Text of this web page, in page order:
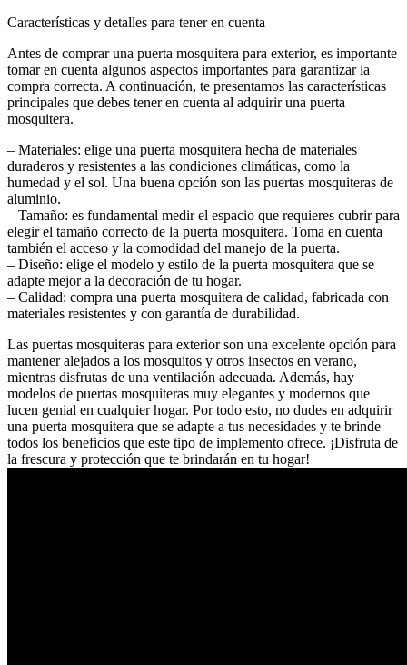
Características y detalles para tener en cuenta
Antes de comprar una puerta mosquitera para exterior, es importante
tomar en cuenta algunos aspectos importantes para garantizar la
compra correcta. A continuación, te presentamos las características
principales que debes tener en cuenta al adquirir una puerta
mosquitera.
– Materiales: elige una puerta mosquitera hecha de materiales
duraderos y resistentes a las condiciones climáticas, como la
humedad y el sol. Una buena opción son las puertas mosquiteras de
aluminio.
– Tamaño: es fundamental medir el espacio que requieres cubrir para
elegir el tamaño correcto de la puerta mosquitera. Toma en cuenta
también el acceso y la comodidad del manejo de la puerta.
– Diseño: elige el modelo y estilo de la puerta mosquitera que se
adapte mejor a la decoración de tu hogar.
– Calidad: compra una puerta mosquitera de calidad, fabricada con
materiales resistentes y con garantía de durabilidad.
Las puertas mosquiteras para exterior son una excelente opción para
mantener alejados a los mosquitos y otros insectos en verano,
mientras disfrutas de una ventilación adecuada. Además, hay
modelos de puertas mosquiteras muy elegantes y modernos que
lucen genial en cualquier hogar. Por todo esto, no dudes en adquirir
una puerta mosquitera que se adapte a tus necesidades y te brinde
todos los beneficios que este tipo de implemento ofrece. ¡Disfruta de
la frescura y protección que te brindarán en tu hogar!